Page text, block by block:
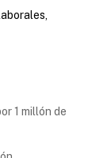
1 millón de